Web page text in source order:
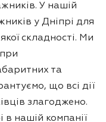
У нашій
у Дніпрі для
складності. Ми
та
що всі дії
злагоджено.
в нашій компанії